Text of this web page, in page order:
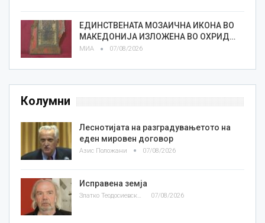
ЕДИНСТВЕНАТА МОЗАИЧНА ИКОНА ВО
МАКЕДОНИЈА ИЗЛОЖЕНА ВО ОХРИД…
МИА 07/08/2026
Колумни
Леснотијата на разградувањетото на
еден мировен договор
Азис Положани 07/08/2026
Исправена земја
Златко Теодосиевски 07/08/2026